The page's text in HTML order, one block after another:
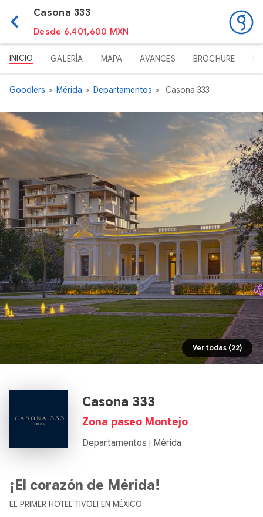
Casona 333
Desde 6,401,600 MXN
INICIO GALERÍA MAPA AVANCES BROCHURE
Goodlers Mérida Departamentos Casona 333
Ver todas (22)
Casona 333
Zona paseo Montejo
Departamentos | Mérida
¡El corazón de Mérida!
EL PRIMER HOTEL TIVOLI EN MÉXICO